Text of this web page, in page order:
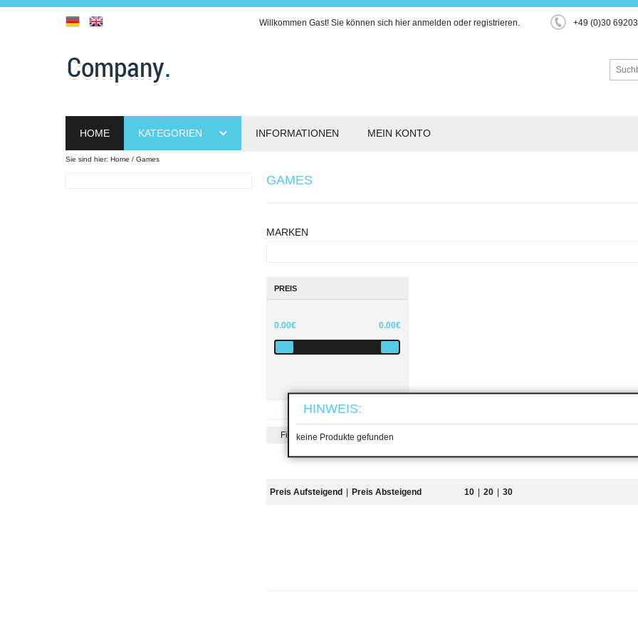
Willkommen Gast! Sie können sich hier anmelden oder registrieren. +49 (0)30
HOME KATEGORIEN INFORMATIONEN MEIN KONTO
Sie sind hier: Home Games
GAMES
MARKEN
PREIS
0.00€ 0.00€
Filterung aufheben
Preis Aufsteigend Preis Absteigend 10 20 30
HINWEIS:
keine Produkte gefunden